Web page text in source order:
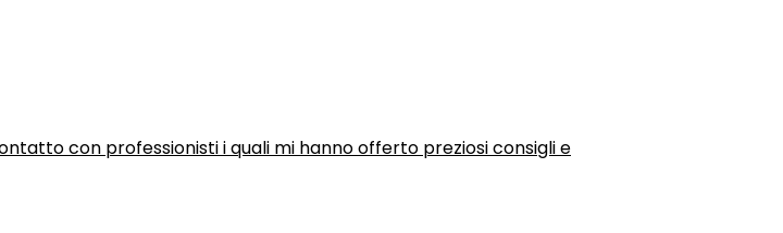
con professionisti i quali mi hanno offerto preziosi consigli e